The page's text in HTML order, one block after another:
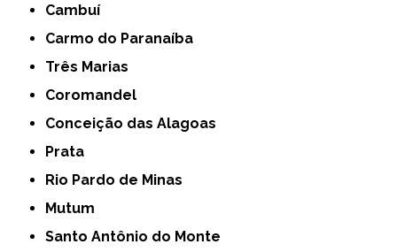
Cambuí
Carmo do Paranaíba
Três Marias
Coromandel
Conceição das Alagoas
Prata
Rio Pardo de Minas
Mutum
Santo Antônio do Monte